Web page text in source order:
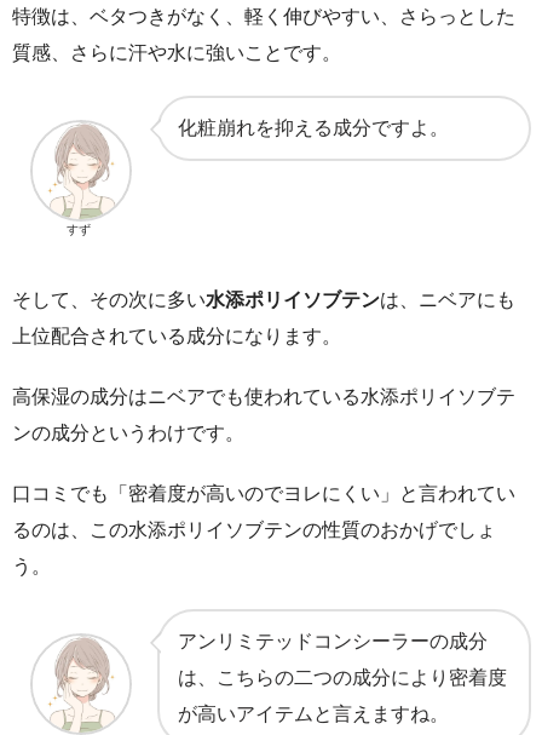
特徴は、ベタつきがなく、軽く伸びやすい、さらっとした
質感、さらに汗や水に強いことです。
化粧崩れを抑える成分ですよ。
すず
そして、その次に多い水添ポリイソブテンは、ニベアにも
上位配合されている成分になります。
高保湿の成分はニベアでも使われている水添ポリイソブテ
ンの成分というわけです。
口コミでも「密着度が高いのでヨレにくい」と言われてい
るのは、この水添ポリイソブテンの性質のおかげでしょ
う。
アンリミテッドコンシーラーの成分
は、こちらの二つの成分により密着度
が高いアイテムと言えますね。